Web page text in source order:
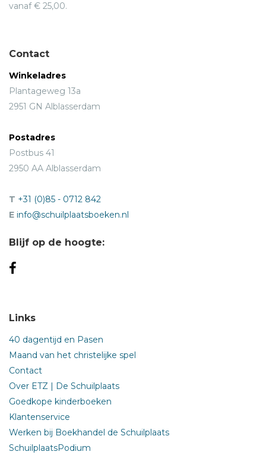
vanaf € 25,00.
Contact
Winkeladres
Plantageweg 13a
2951 GN Alblasserdam
Postadres
Postbus 41
2950 AA Alblasserdam
T +31 (0)85 - 0712 842
E info@schuilplaatsboeken.nl
Blijf op de hoogte:
Links
40 dagentijd en Pasen
Maand van het christelijke spel
Contact
Over ETZ | De Schuilplaats
Goedkope kinderboeken
Klantenservice
Werken bij Boekhandel de Schuilplaats
SchuilplaatsPodium